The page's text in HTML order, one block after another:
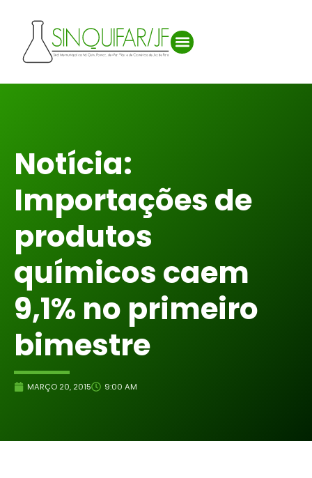
Notícia:
Importações de
produtos
químicos caem
9,1% no primeiro
bimestre
MARÇO 20, 2015 9:00 AM